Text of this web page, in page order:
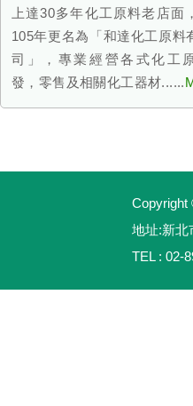
上達30多年化工原料老店面
105年更名為「和達化工原料
司」，專業經營各式化工
發，零售及相關化工器材......
Copyright
地址:新北
TEL : 02-